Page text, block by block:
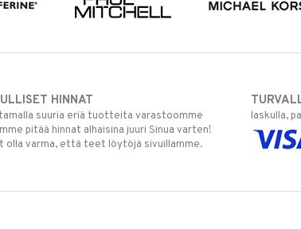
HINNAT
suuria eriä tuotteita varastoomme
pitää hinnat alhaisina juuri Sinua varten!
olla varma, että teet löytöjä sivuillamme.
laskulla,